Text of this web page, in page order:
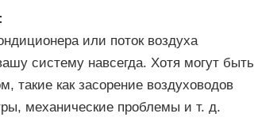
или поток воздуха
систему навсегда. Хотя могут быть
такие как засорение воздуховодов
механические проблемы и т. д.